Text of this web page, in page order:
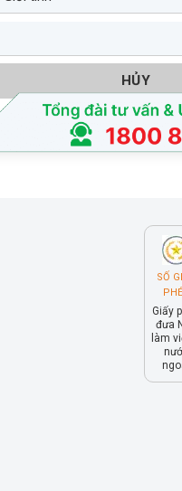
HỦY
SỐ
Giấy
đưa
làm